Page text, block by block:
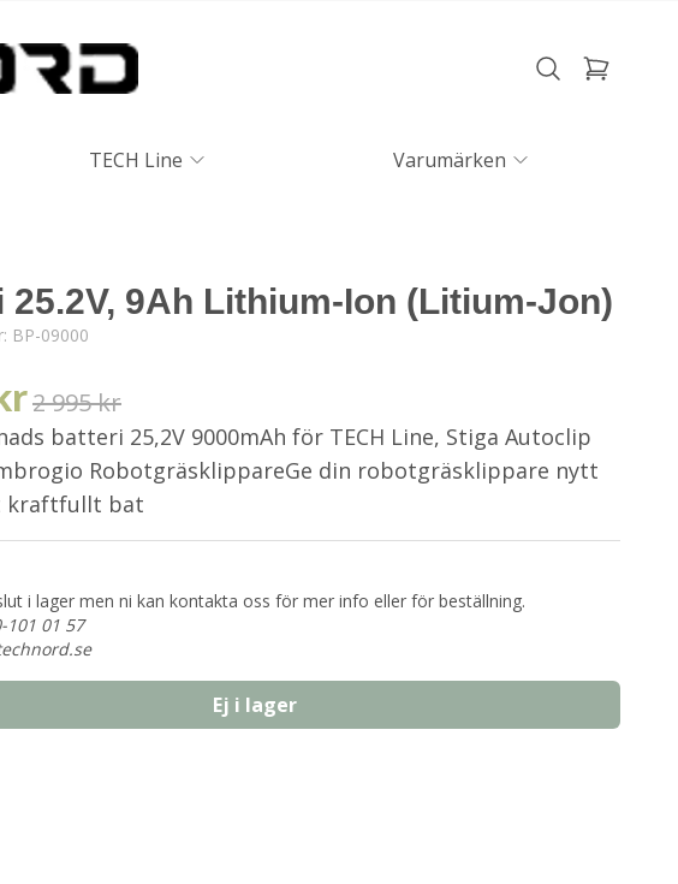
TECH Line Varumärken
25.2V, 9Ah Lithium-Ion (Litium-Jon)
BP-09000
2 995 kr
batteri 25,2V 9000mAh för TECH Line, Stiga Autoclip
RobotgräsklippareGe din robotgräsklippare nytt
kraftfullt bat
i lager men ni kan kontakta oss för mer info eller för beställning.
101 01 57
Ej i lager